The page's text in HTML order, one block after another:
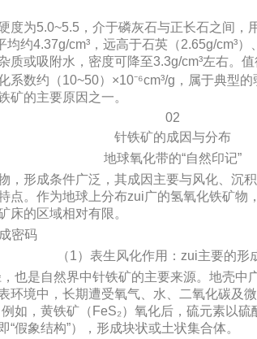
度为5.0~5.5，介于磷灰石与正长石之间，
均约4.37g/cm³，远高于石英（2.65g/cm³
质或吸附水，密度可降至3.3g/cm³左右。
系数约（10~50）×10⁻⁶cm³/g，属于典型
矿的主要原因之一。
02
针铁矿的成因与分布
地球氧化带的“自然印记”
，形成条件广泛，其成因主要与风化、沉
点。作为地球上分布zui广的氢氧化铁矿物
床的区域相对有限。
密码
（1）表生风化作用：zui主要的形
也是自然界中针铁矿的主要来源。地壳中
环境中，长期遭受氧气、水、二氧化碳及
如，黄铁矿（FeS₂）氧化后，硫元素以
假象结构”），形成块状或土状集合体。